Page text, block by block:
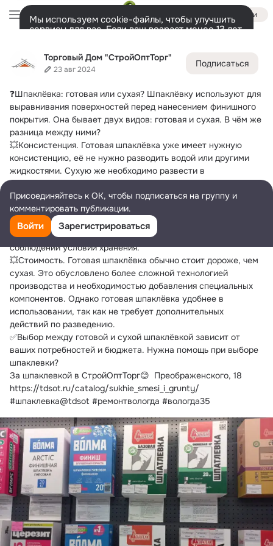
Торговый Дом "СтройОптТорг"
23 авг 2024
Подписаться
❓Шпаклёвка: готовая или сухая? Шпаклёвку используют для
выравнивания поверхностей перед нанесением финишного
покрытия. Она бывает двух видов: готовая и сухая. В чём же
разница между ними?
💥Консистенция. Готовая шпаклёвка уже имеет нужную
консистенцию, её не нужно разводить водой или другими
жидкостями. Сухую же необходимо развести в
соответствии с инструкцией на упаковке.
💥Срок хранения. У готовой шпаклёвки срок годности
меньше, чем у сухой. Это связано с тем, что она содержит
специальные добавки, которые со временем теряют свои
свойства. Сухая шпаклёвка может храниться дольше при
соблюдении условий хранения.
💥Стоимость. Готовая шпаклёвка обычно стоит дороже, чем
сухая. Это обусловлено более сложной технологией
производства и необходимостью добавления специальных
компонентов. Однако готовая шпаклёвка удобнее в
использовании, так как не требует дополнительных
действий по разведению.
✅Выбор между готовой и сухой шпаклёвкой зависит от
ваших потребностей и бюджета. Нужна помощь при выборе
шпаклевки?
За шпаклевкой в СтройОптТорг😊  Преображенского, 18
https://tdsot.ru/catalog/sukhie_smesi_i_grunty/
#шпаклевка@tdsot #ремонтвологда #вологда35
Войти
Мы используем cookie-файлы, чтобы улучшить
сервисы для вас. Если ваш возраст менее 13 лет,
Разрешить все Настроить
Лента Участники 55 Ещё
Дополнительная
колонка
Всё1 610 Обсуждаемые
Присоединяйтесь к ОК, чтобы подписаться на группу и
комментировать публикации.
Войти Зарегистрироваться